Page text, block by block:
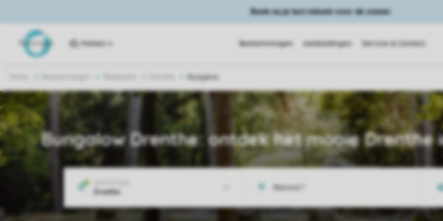
Boek nu je last minute voor de zomer
Parken Bestemmingen Aanbiedingen Service & Contact
Bungalow